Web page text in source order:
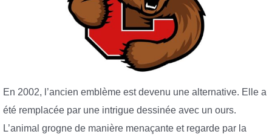
En 2002, l’ancien emblème est devenu une alternative. Elle a
été remplacée par une intrigue dessinée avec un ours.
L’animal grogne de manière menaçante et regarde par la